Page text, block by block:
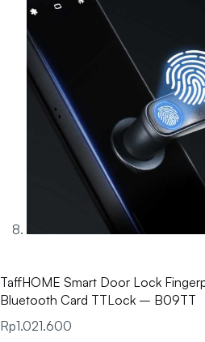
TaffHOME Smart Door Lock
Bluetooth Card TTLock – B09TT
Rp1.021.600